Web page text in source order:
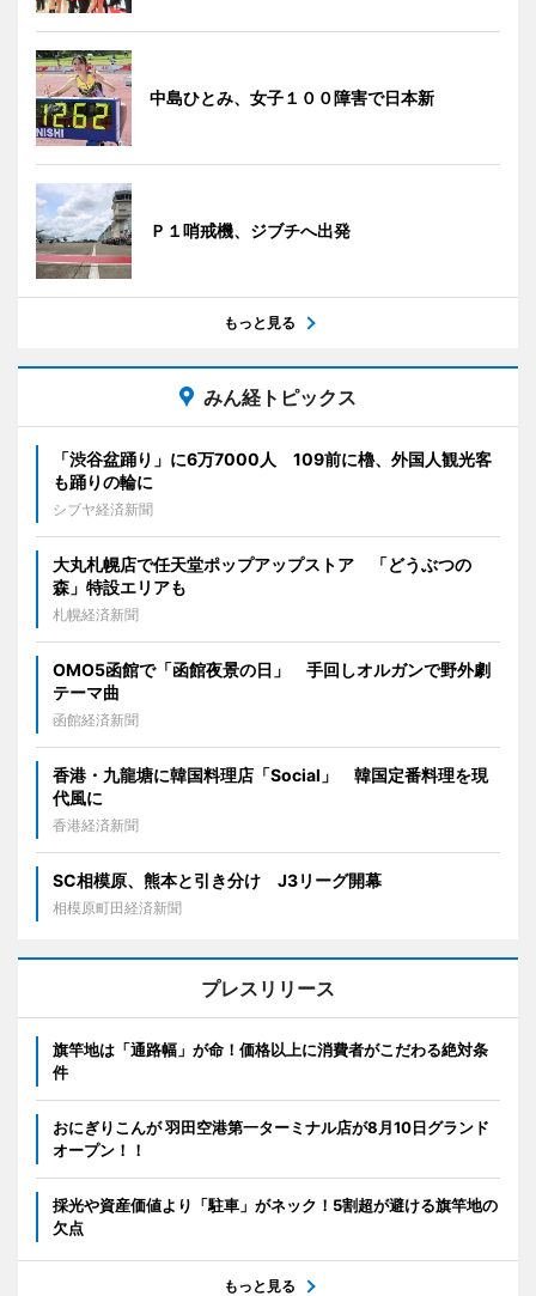
中島ひとみ、女子１００障害で日本新
Ｐ１哨戒機、ジブチへ出発
もっと見る
みん経トピックス
「渋谷盆踊り」に6万7000人 109前に櫓、外国人観光客
も踊りの輪に
シブヤ経済新聞
大丸札幌店で任天堂ポップアップストア 「どうぶつの
森」特設エリアも
札幌経済新聞
OMO5函館で「函館夜景の日」 手回しオルガンで野外劇
テーマ曲
函館経済新聞
香港・九龍塘に韓国料理店「Social」 韓国定番料理を現
代風に
香港経済新聞
SC相模原、熊本と引き分け J3リーグ開幕
相模原町田経済新聞
プレスリリース
旗竿地は「通路幅」が命！価格以上に消費者がこだわる絶対条
件
おにぎりこんが 羽田空港第一ターミナル店が8月10日グランド
オープン！！
採光や資産価値より「駐車」がネック！5割超が避ける旗竿地の
欠点
もっと見る